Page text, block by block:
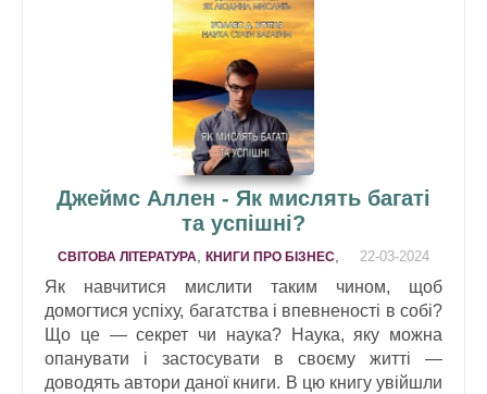
Джеймс Аллен - Як мислять багаті
та успішні?
СВІТОВА ЛІТЕРАТУРА КНИГИ ПРО БІЗНЕС 22-03-2024
Як навчитися мислити таким чином, щоб
домогтися успіху, багатства і впевненості в собі?
Що це — секрет чи наука? Наука, яку можна
опанувати і застосувати в своєму житті —
доводять автори даної книги. В цю книгу увійшли